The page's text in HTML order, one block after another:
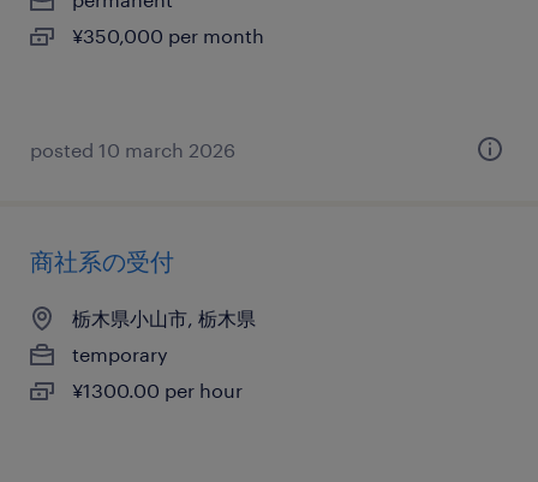
¥350,000 per month
posted 10 march 2026
商社系の受付
栃木県小山市, 栃木県
temporary
¥1300.00 per hour